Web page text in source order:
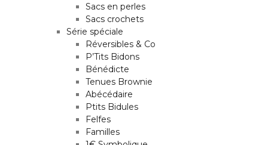
Sacs en perles
Sacs crochets
Série spéciale
Réversibles & Co
P’Tits Bidons
Bénédicte
Tenues Brownie
Abécédaire
Ptits Bidules
Felfes
Familles